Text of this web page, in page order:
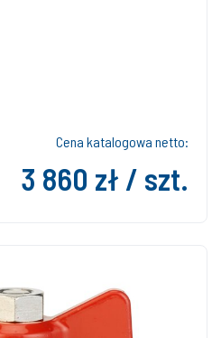
Cena katalogowa netto:
3 860 zł / szt.